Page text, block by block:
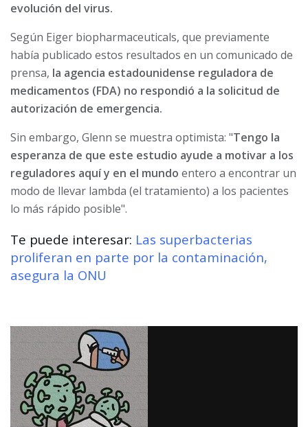
evolución del virus.
Según Eiger biopharmaceuticals, que previamente
había publicado estos resultados en un comunicado de
prensa, la agencia estadounidense reguladora de
medicamentos (FDA) no respondió a la solicitud de
autorización de emergencia.
Sin embargo, Glenn se muestra optimista: "Tengo la
esperanza de que este estudio ayude a motivar a los
reguladores aquí y en el mundo entero a encontrar un
modo de llevar lambda (el tratamiento) a los pacientes
lo más rápido posible".
Te puede interesar: Las superbacterias
proliferan en parte por la contaminación,
asegura la ONU